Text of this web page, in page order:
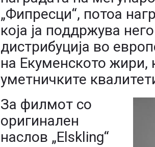
„Фипресци“, потоа
која ја поддржува
дистрибуција во
на Екуменското жири,
уметничките
За филмот со
оригинален
наслов „Elskling“